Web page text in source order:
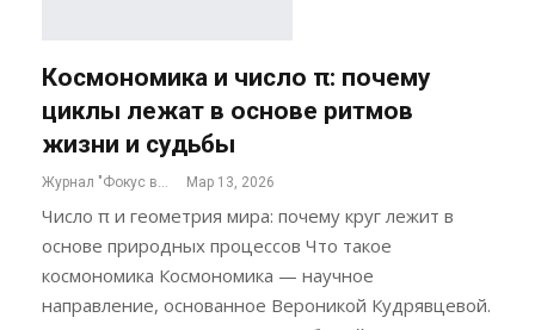
Космономика и число π: почему
циклы лежат в основе ритмов
жизни и судьбы
Журнал "Фокус внимания" Мар 13, 2026
Число π и геометрия мира: почему круг лежит в
основе природных процессов Что такое
космономика Космономика — научное
направление, основанное Вероникой Кудрявцевой.